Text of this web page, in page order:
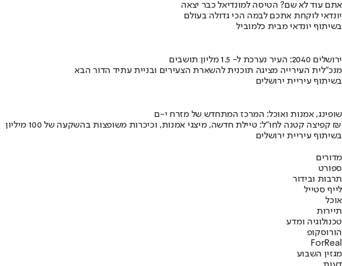
אתם עוד לא שם? הטיסה למונדיאל כבר יצאה
יונדאי לוקחת אתכם לבמה הכי גדולה בעולם
בשיתוף יונדאי מבית כלמוביל
ירושלים 2040: העיר נערכת ל- 1.5 מליון תושבים
מנכ"לית העירייה מציגה תוכנית להשארת הצעירים ובניית עתיד הדור הבא
בשיתוף עיריית ירושלים
שופינג, אמנות ואוכל: המרכז המתחדש של מזרח י-ם
קפיצה קטנה לחו"ל: טיילת חדשה, מיצגי אמנות, וכיכרות משופצות בהשקעה של 100 מיליון ₪
בשיתוף עיריית ירושלים
מדורים
ספורט
תרבות ובידור
לייף סטייל
אוכל
תיירות
טכנולוגיה ומדע
הורוסקופ
ForReal
מגזין השבוע